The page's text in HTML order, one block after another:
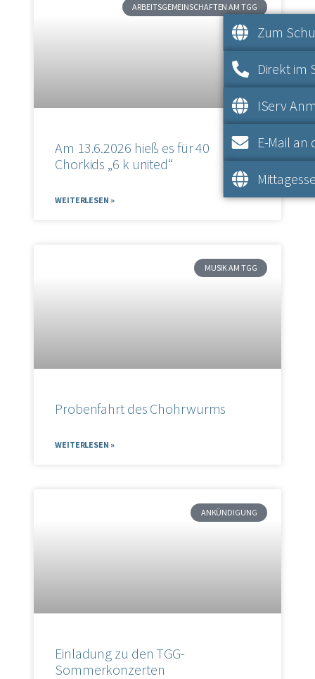
ARBEITSGEMEINSCHAFTEN AM TGG
Am 13.6.2026 hieß es für 40
Chorkids „6 k united“
WEITERLESEN »
MUSIK AM TGG
Probenfahrt des Chohrwurms
WEITERLESEN »
ANKÜNDIGUNG
Einladung zu den TGG-
Sommerkonzerten
Zum
Direkt im
IServ
E-Mail an